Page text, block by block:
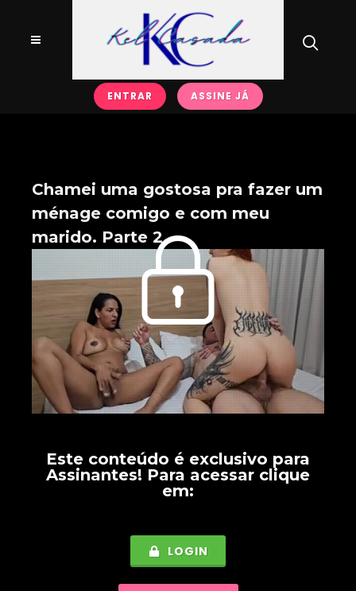
ENTRAR ASSINE JÁ
Chamei uma gostosa pra fazer um
ménage comigo e com meu
marido. Parte 2
Este conteúdo é exclusivo para
Assinantes! Para acessar clique
em:
LOGIN